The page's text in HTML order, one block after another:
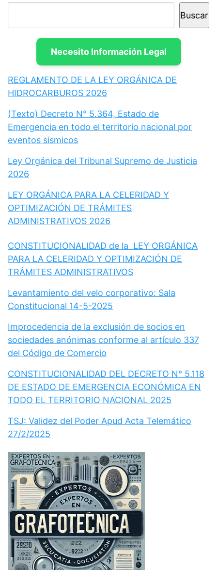
Buscar
Necesito Información Legal
REGLAMENTO DE LA LEY ORGÁNICA DE
HIDROCARBUROS 2026
(Texto) Decreto N° 5.364, Estado de
Emergencia en todo el territorio nacional por
eventos sismicos
Ley Orgánica del Tribunal Supremo de Justicia
2026
LEY ORGÁNICA PARA LA CELERIDAD Y
OPTIMIZACIÓN DE TRÁMITES
ADMINISTRATIVOS 2026
CONSTITUCIONALIDAD de la LEY ORGÁNICA
PARA LA CELERIDAD Y OPTIMIZACIÓN DE
TRÁMITES ADMINISTRATIVOS
Levantamiento del velo corporativo: Sala
Constitucional 14-5-2025
Improcedencia de la exclusión de socios en
sociedades anónimas conforme al artículo 337
del Código de Comercio
CONSTITUCIONALIDAD DEL DECRETO N° 5.118
DE ESTADO DE EMERGENCIA ECONÓMICA EN
TODO EL TERRITORIO NACIONAL 2025
TSJ: Validez del Poder Apud Acta Telemático
27/2/2025